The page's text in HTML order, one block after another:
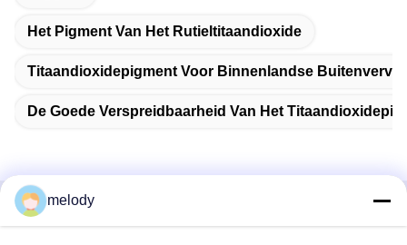
Het Pigment Van Het Rutieltitaandioxide
Titaandioxidepigment Voor Binnenlandse
De Goede Verspreidbaarheid Van Het
Snel contact
melody